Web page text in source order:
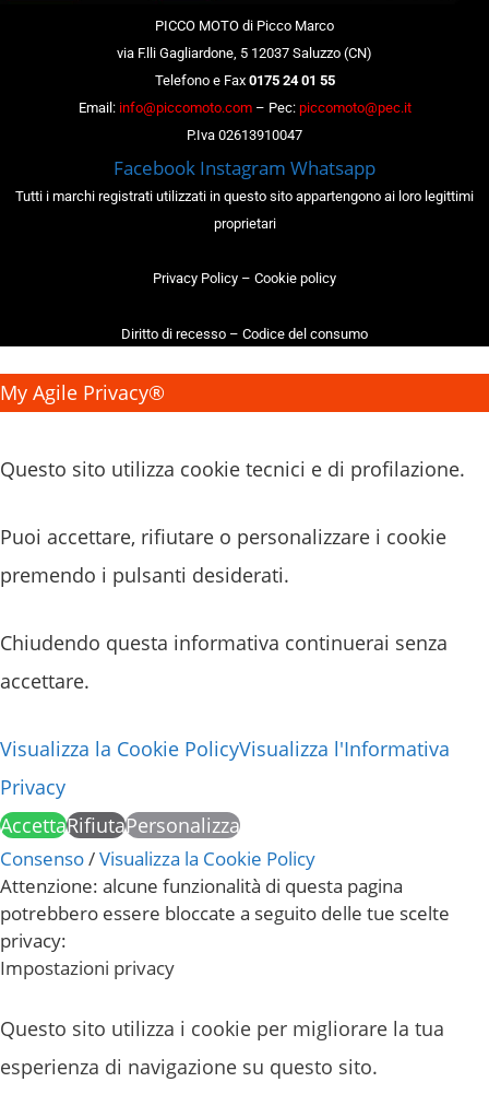
PICCO MOTO di Picco Marco
via F.lli Gagliardone, 5 12037 Saluzzo (CN)
Telefono e Fax 0175 24 01 55
Email: info@piccomoto.com– Pec: piccomoto@pec.it
P.Iva 02613910047
Facebook Instagram Whatsapp
Tutti i marchi registrati utilizzati in questo sito appartengono ai loro legittimi
proprietari
Privacy Policy – Cookie policy
Diritto di recesso – Codice del consumo
My Agile Privacy®
Questo sito utilizza cookie tecnici e di profilazione.
Puoi accettare, rifiutare o personalizzare i cookie
premendo i pulsanti desiderati.
Chiudendo questa informativa continuerai senza
accettare.
Visualizza la Cookie PolicyVisualizza l'Informativa
Privacy
AccettaRifiutaPersonalizza
Consenso/Visualizza la Cookie Policy
Attenzione: alcune funzionalità di questa pagina
potrebbero essere bloccate a seguito delle tue scelte
privacy:
Impostazioni privacy
Questo sito utilizza i cookie per migliorare la tua
esperienza di navigazione su questo sito.